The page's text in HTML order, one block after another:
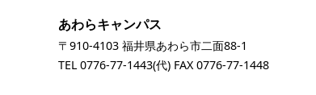
あわらキャンパス
〒910-4103 福井県あわら市二面88-1
TEL0776-77-1443(代) FAX 0776-77-1448